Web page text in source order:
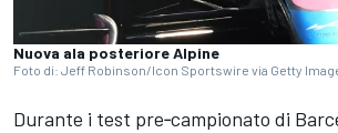
Nuova ala posteriore Alpine
Foto di: Jeff Robinson/Icon Sportswire via Getty
Durante i test pre‑campionato di